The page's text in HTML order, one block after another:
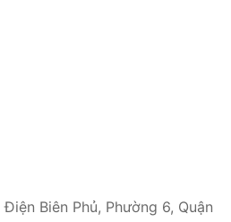
Điện Biên Phủ, Phường 6, Quận